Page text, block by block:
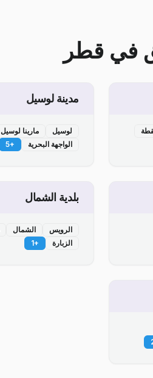
في قطر
مدينة لوسيل
لوسيل مارينا لوسيل
الواجهة البحرية
+
5
بلدية الشمال
الرويس الشمال
الزبارة
+
1